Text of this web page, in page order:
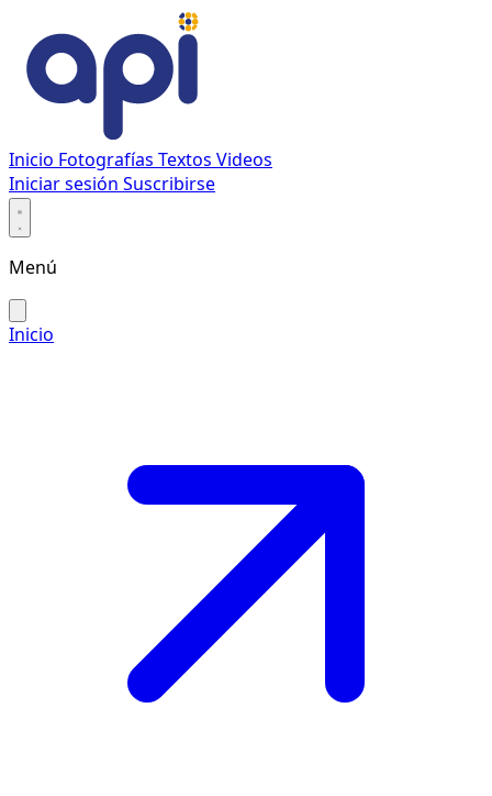
Inicio Fotografías Textos Videos
Iniciar sesión Suscribirse
Menú
Inicio